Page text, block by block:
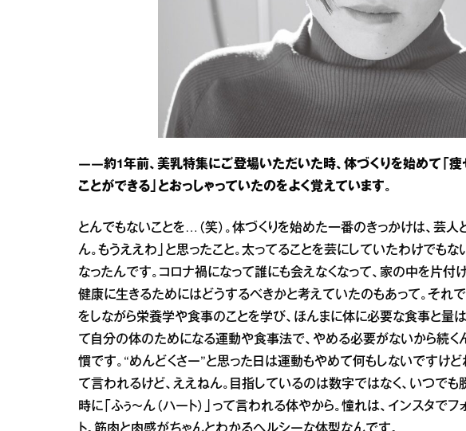
――約1年前、美乳特集にご登場いただいた時、体づくりを始めて「痩
ことができる」とおっしゃっていたのをよく覚えています。
とんでもないことを…（笑）。体づくりを始めた一番のきっかけは、芸人
ん。もうええわ」と思ったこと。太ってることを芸にしていたわけでも
なったんです。コロナ禍になって誰にも会えなくなって、家の中を片付
健康に生きるためにはどうするべきかと考えていたのもあって。それ
をしながら栄養学や食事のことを学び、ほんまに体に必要な食事と量
て自分の体のためになる運動や食事法で、やめる必要がないから続く
慣です。“めんどくさー”と思った日は運動もやめて何もしないですけ
て言われるけど、ええねん。目指しているのは数字ではなく、いつで
時に「ふぅ～ん（ハート）」って言われる体やから。憧れは、インスタで